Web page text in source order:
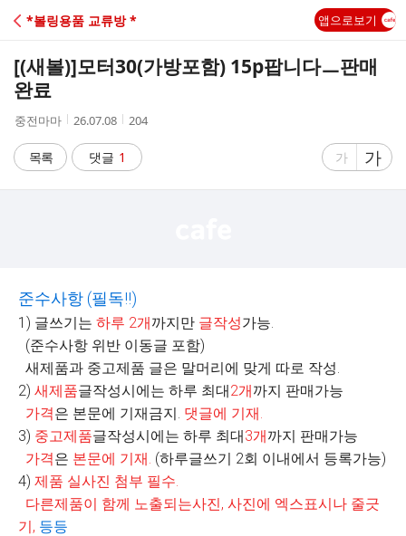
C
A
*볼링용품 교류방 * 앱으로보기
[(새볼)]모터30(가방포함) 15p팝니다ㅡ판매
완료
작
자
중전마마
작
시
간
26.07.08
조
수
204
목록 댓글 1
글
가
글
자
가
준수사항 (필독!!)
1) 글쓰기는 하루 2개까지만 글작성가능.
(준수사항 위반 이동글 포함)
새제품과 중고제품 글은 말머리에 맞게 따로 작성.
2) 새제품글작성시에는 하루 최대2개까지 판매가능
가격은 본문에 기재금지. 댓글에 기재.
3) 중고제품글작성시에는 하루 최대3개까지 판매가능
가격은 본문에 기재. (하루글쓰기 2회 이내에서 등록가능)
4) 제품 실사진 첨부 필수.
다른제품이 함께 노출되는사진, 사진에 엑스표시나 줄긋
기, 등등